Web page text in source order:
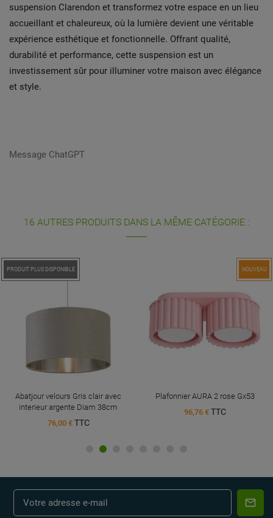
suspension Clarendon et transformez votre espace en un lieu
accueillant et chaleureux, où la lumière devient une véritable
expérience esthétique et fonctionnelle. Offrant qualité,
durabilité et performance, cette suspension est un
investissement sûr pour illuminer votre maison avec élégance
et style.
16 AUTRES PRODUITS DANS LA MÊME CATÉGORIE :
PRODUIT PLUS DISPONIBLE
Abatjour velours Gris clair avec
interieur argente Diam 38cm
76,00 € TTC
NOUVEAU
Plafonnier AURA 2 rose Gx53
96,76 € TTC